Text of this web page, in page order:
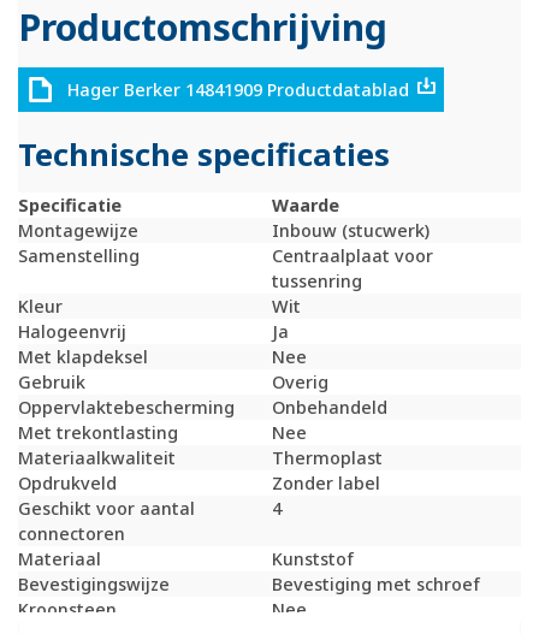
Productomschrijving
Hager Berker 14841909 Productdatablad
Technische specificaties
Specificatie
Waarde
Montagewijze
Inbouw (stucwerk)
Samenstelling
Centraalplaat voor
tussenring
Kleur
Wit
Halogeenvrij
Ja
Met klapdeksel
Nee
Gebruik
Overig
Oppervlaktebescherming
Onbehandeld
Met trekontlasting
Nee
Materiaalkwaliteit
Thermoplast
Opdrukveld
Zonder label
Geschikt voor aantal
connectoren
4
Materiaal
Kunststof
Bevestigingswijze
Bevestiging met schroef
Kroonsteen
Nee